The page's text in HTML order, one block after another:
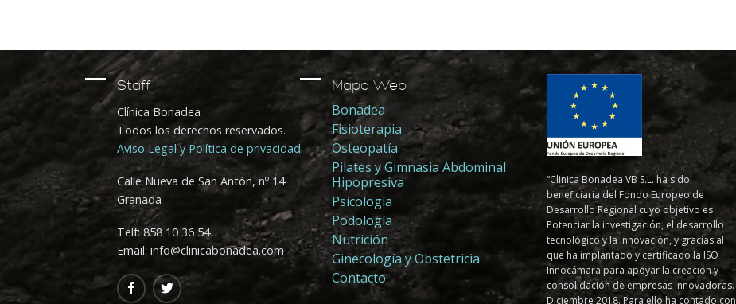
Staff
Clínica Bonadea
Todos los derechos reservados.
Aviso Legal y Política de privacidad
Calle Nueva de San Antón, nº 14.
Granada
Telf: 858 10 36 54
Email: info@clinicabonadea.com
Mapa Web
Bonadea
Fisioterapia
Osteopatía
Pilates y Gimnasia Abdominal
Hipopresiva
Psicología
Podología
Nutrición
Ginecología y Obstetricia
Contacto
“Clinica Bonadea VB S.L. ha sido
beneficiaria del Fondo Europeo de
Desarrollo Regional cuyo objetivo es
Potenciar la investigación, el desarrollo
tecnológico y la innovación, y gracias al
que ha implantado y certificado la ISO
Innocámara para apoyar la creación y
consolidación de empresas innovadoras.
Diciembre 2018. Para ello ha contado con